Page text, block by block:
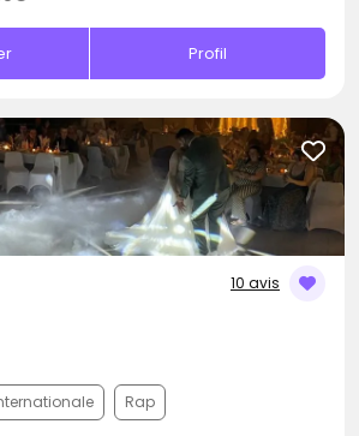
Profil
10 avis
Rap